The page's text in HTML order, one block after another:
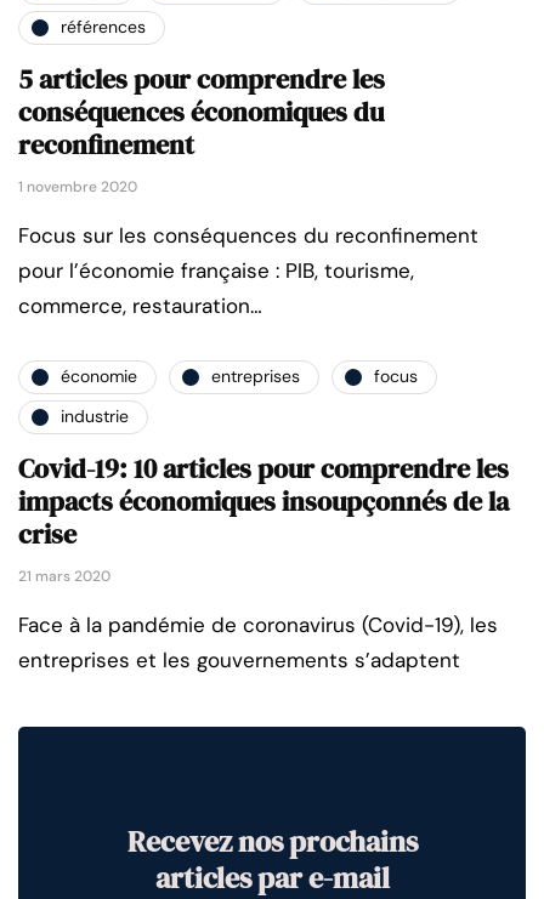
références
5 articles pour comprendre les
conséquences économiques du
reconfinement
1 novembre 2020
Focus sur les conséquences du reconfinement
pour l’économie française : PIB, tourisme,
commerce, restauration…
économie entreprises
focus
industrie
Covid-19: 10 articles pour comprendre les
impacts économiques insoupçonnés de la
crise
21 mars 2020
Face à la pandémie de coronavirus (Covid-19), les
entreprises et les gouvernements s’adaptent
Recevez nos prochains
articles par e-mail